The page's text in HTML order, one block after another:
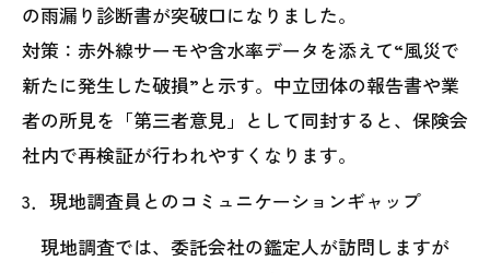
の雨漏り診断書が突破口になりました。
対策：赤外線サーモや含水率データを添えて“風災で
新たに発生した破損”と示す。中立団体の報告書や業
者の所見を「第三者意見」として同封すると、保険会
社内で再検証が行われやすくなります。
3．現地調査員とのコミュニケーションギャップ
現地調査では、委託会社の鑑定人が訪問しますが